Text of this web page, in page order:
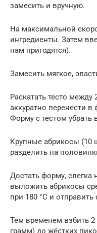
замесить и вручную.
На максимальной
ингредиенты. Затем
нам пригодятся).
Замесить мягкое,
Раскатать тесто
аккуратно перенести
Форму с тестом убрать
Крупные абрикосы (10
разделить на
Достать форму, слегка
выложить абрикосы
при 180 °С и
Тем временем взбить 2
грамм) до жёстких